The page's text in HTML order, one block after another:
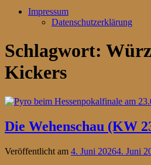
Impressum
Datenschutzerklärung
Schlagwort:
Kickers
Die Wehenschau (KW
Veröffentlicht am 4. Juni 20264. Juni